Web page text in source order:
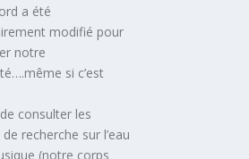
a été
modifié pour
notre
si c’est
consulter les
recherche sur l’eau
(notre corps